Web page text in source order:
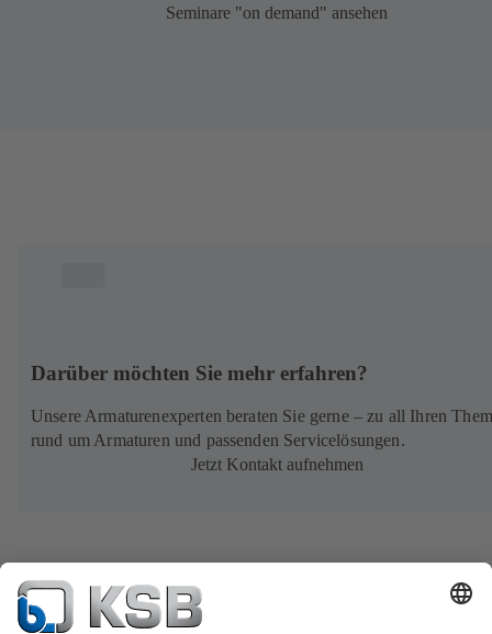
Seminare "on demand" ansehen
Darüber möchten Sie mehr erfahren?
Unsere Armaturenexperten beraten Sie gerne – zu all Ihren
rund um Armaturen und passenden Service­lösungen.
Jetzt Kontakt aufnehmen